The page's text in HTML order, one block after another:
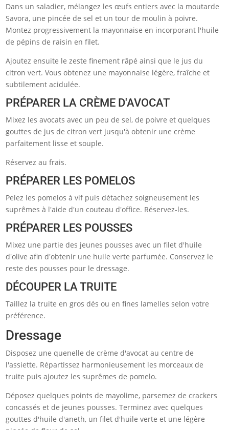
Dans un saladier, mélangez les œufs entiers avec la moutarde
Savora, une pincée de sel et un tour de moulin à poivre.
Montez progressivement la mayonnaise en incorporant l'huile
de pépins de raisin en filet.
Ajoutez ensuite le zeste finement râpé ainsi que le jus du
citron vert. Vous obtenez une mayonnaise légère, fraîche et
subtilement acidulée.
PRÉPARER LA CRÈME D'AVOCAT
Mixez les avocats avec un peu de sel, de poivre et quelques
gouttes de jus de citron vert jusqu'à obtenir une crème
parfaitement lisse et souple.
Réservez au frais.
PRÉPARER LES POMELOS
Pelez les pomelos à vif puis détachez soigneusement les
suprêmes à l'aide d'un couteau d'office. Réservez-les.
PRÉPARER LES POUSSES
Mixez une partie des jeunes pousses avec un filet d'huile
d'olive afin d'obtenir une huile verte parfumée. Conservez le
reste des pousses pour le dressage.
DÉCOUPER LA TRUITE
Taillez la truite en gros dés ou en fines lamelles selon votre
préférence.
Dressage
Disposez une quenelle de crème d'avocat au centre de
l'assiette. Répartissez harmonieusement les morceaux de
truite puis ajoutez les suprêmes de pomelo.
Déposez quelques points de mayolime, parsemez de crackers
concassés et de jeunes pousses. Terminez avec quelques
gouttes d'huile d'aneth, un filet d'huile verte et une légère